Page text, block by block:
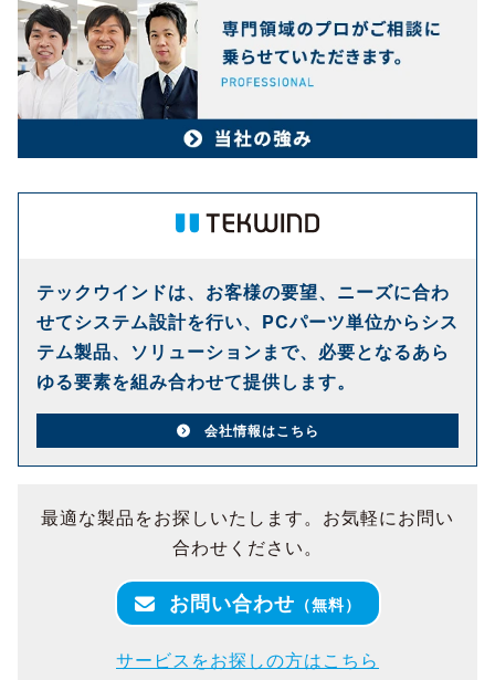
テックウインドは、お客様の要望、ニーズに合わ
せてシステム設計を行い、PCパーツ単位からシス
テム製品、ソリューションまで、必要となるあら
ゆる要素を組み合わせて提供します。
会社情報はこちら
最適な製品をお探しいたします。お気軽にお問い
合わせください。
お問い合わせ （無料）
サービスをお探しの方はこちら